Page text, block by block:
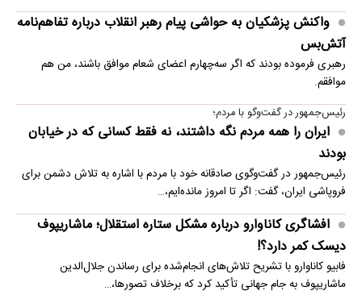
واکنش پزشکیان به حواشی پیام رهبر انقلاب درباره تفاهم‌نامه
آتش‌بس
رهبری فرموده بودند که اگر سه‌چهارم اعضای شعام موافق باشند، من هم
موافقم.
رئیس‌جمهور در گفت‌وگو با مردم؛
ایران را همه مردم نگه داشتند، نه فقط کسانی که در خیابان
بودند
رئیس‌جمهور در گفت‌وگوی صادقانه خود با مردم با اشاره به تلاش دشمن برای
فروپاشی ایران، گفت: اگر تا امروز مانده‌ایم،…
افشاگری کاناوارو درباره مشکل ستاره استقلال؛ ماشاریپوف
دیسک کمر دارد؟!
فابیو کاناوارو با تشریح تلاش‌های انجام‌شده برای رساندن جلال‌الدین
ماشاریپوف به جام جهانی تأکید کرد که برخلاف تصورها،…